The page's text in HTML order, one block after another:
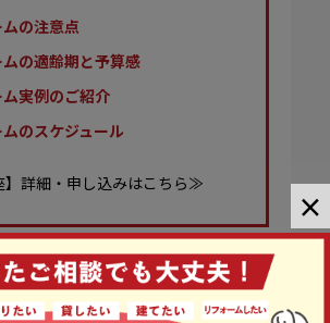
の注意点
ムの適齢期と予算感
ム実例のご紹介
のスケジュール
】詳細・申し込みはこちら≫
オンライン 約20分
はじめての
×